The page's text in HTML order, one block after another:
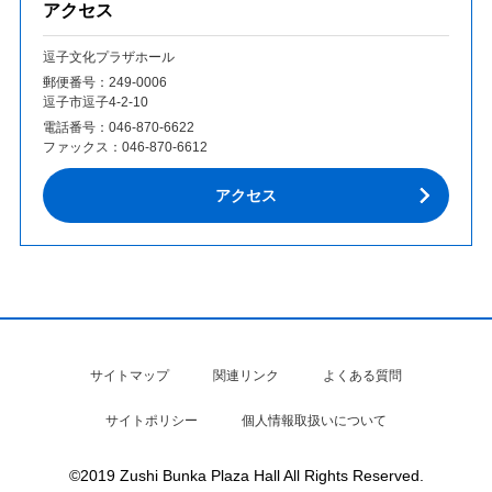
アクセス
逗子文化プラザホール
郵便番号：249‐0006
逗子市逗子4-2-10
電話番号： 046-870-6622
ファックス： 046-870-6612
アクセス
サイトマップ 関連リンク よくある質問
サイトポリシー 個人情報取扱いについて
©2019 Zushi Bunka Plaza Hall All Rights Reserved.